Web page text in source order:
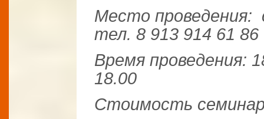
Место проведения:
тел. 8 913 914 61
Время проведения:
18.00
Стоимость